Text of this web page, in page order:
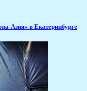
Азия» в Екатеринбурге